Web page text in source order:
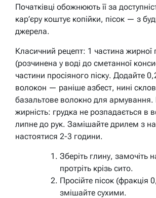
Початківці обожнюють її за
кар’єру коштує копійки, пісок — з
джерела.
Класичний рецепт: 1 частина жирної
(розчинена у воді до сметанної
частини просіяного піску. Додайте
волокон — раніше азбест, нині
базальтове волокно для армування.
жирність: грудка не розпадається в
липне до рук. Замішайте дрилем з
настоятися 2-3 години.
Зберіть глину, замочіть
протріть крізь сито.
Просійте пісок (фракція
змішайте сухими.